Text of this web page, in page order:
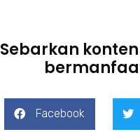
Sebarkan
Facebook